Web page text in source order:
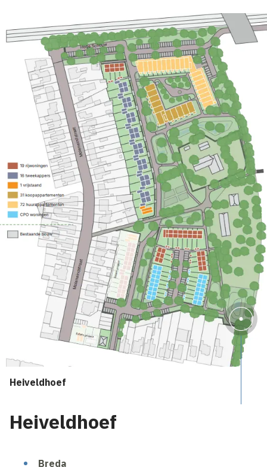
Heiveldhoef
Heiveldhoef
Breda